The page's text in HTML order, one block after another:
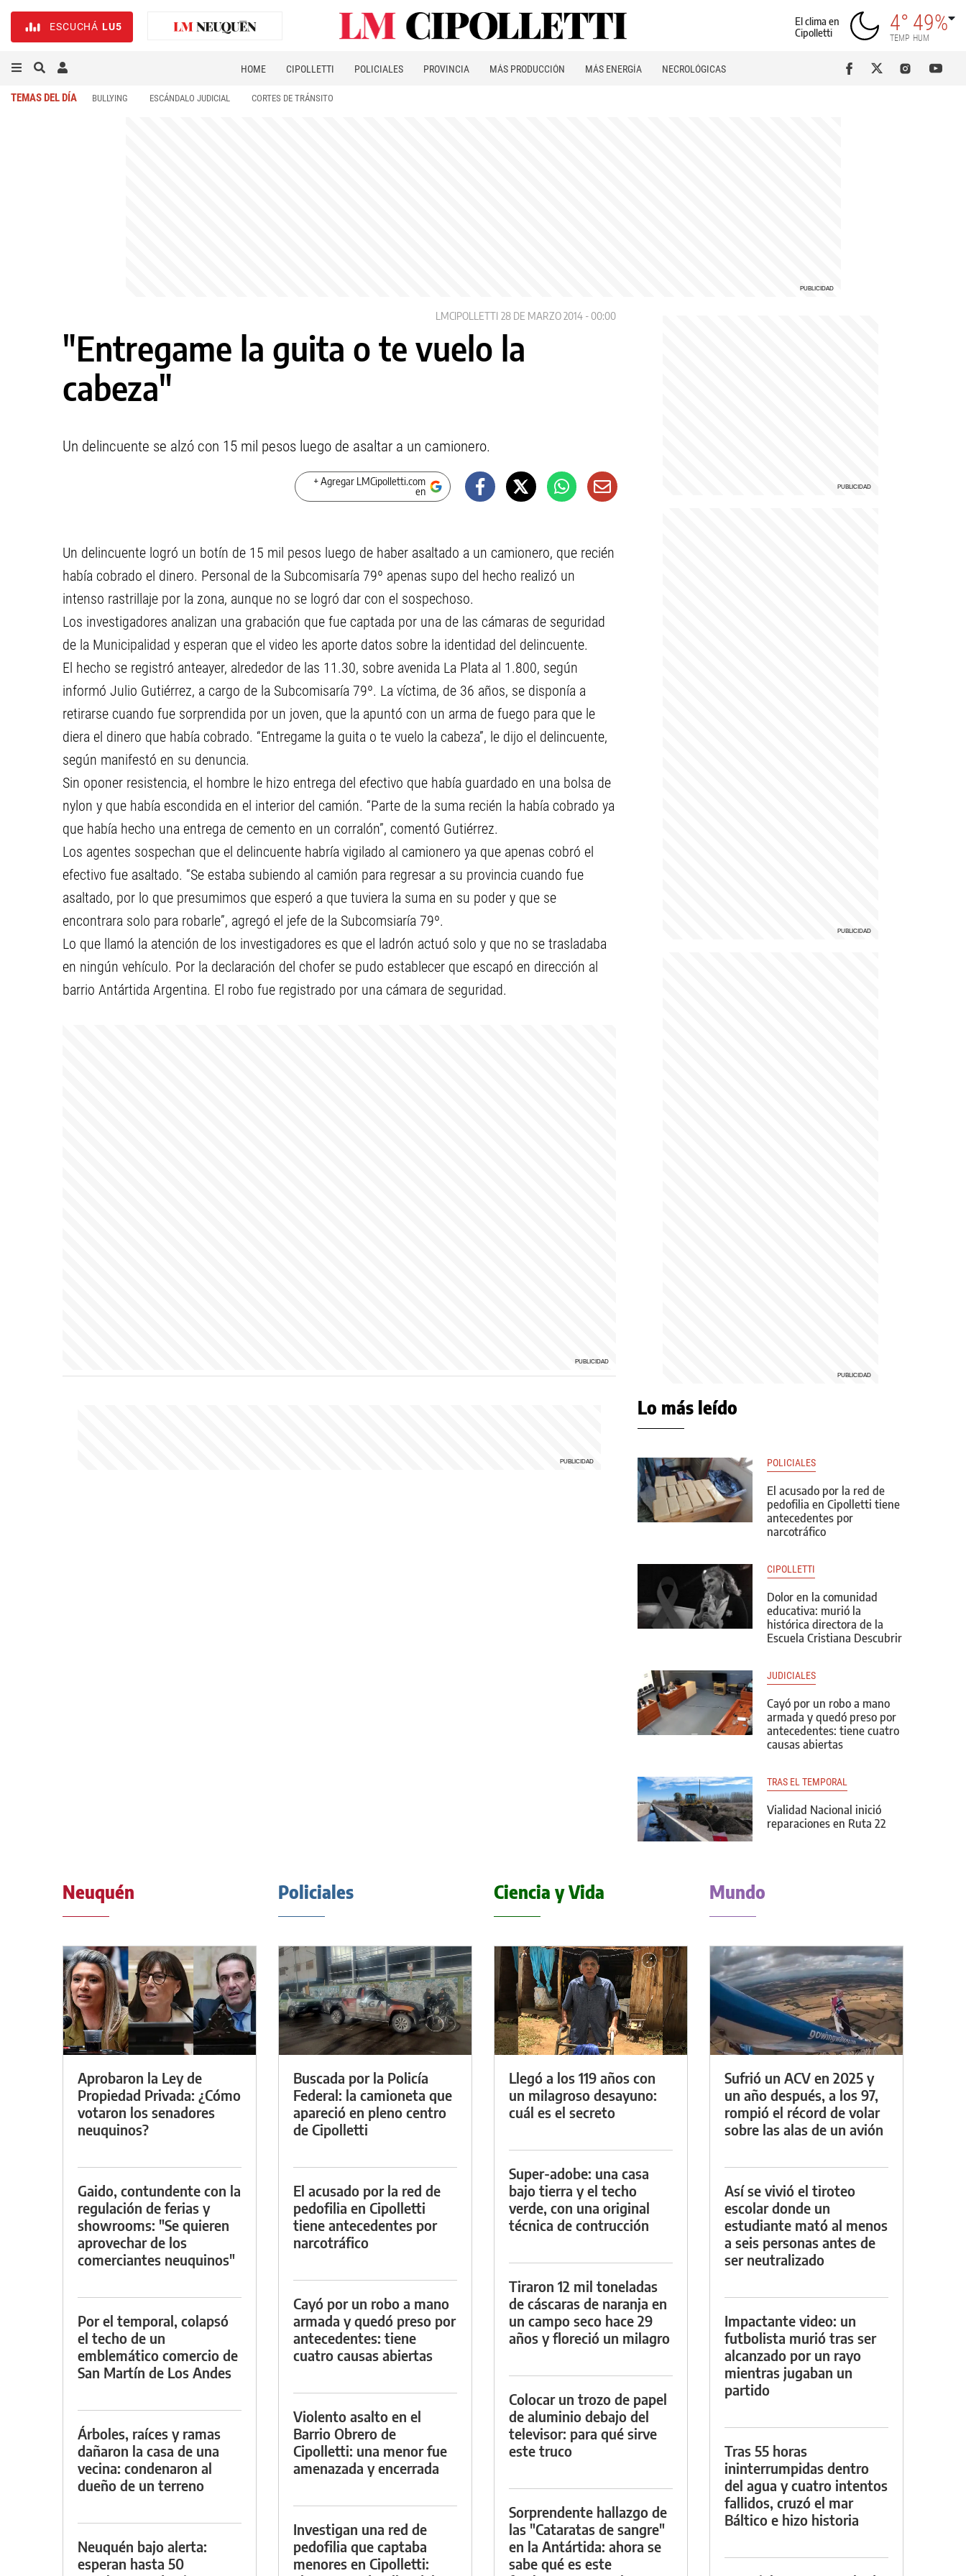
ESCUCHÁ LU5
El clima en
Cipolletti
4°
TEMP
49%
HUM
HOME CIPOLLETTI POLICIALES PROVINCIA MÁS PRODUCCIÓN MÁS ENERGÍA NECROLÓGICAS
TEMAS DEL DÍA BULLYING ESCÁNDALO JUDICIAL CORTES DE TRÁNSITO
LMCIPOLLETTI 28 DE MARZO 2014 - 00:00
"Entregame la guita o te vuelo la
cabeza"
Un delincuente se alzó con 15 mil pesos luego de asaltar a un camionero.
+ Agregar LMCipolletti.com
en
Un delincuente logró un botín de 15 mil pesos luego de haber asaltado a un camionero, que recién
había cobrado el dinero. Personal de la Subcomisaría 79º apenas supo del hecho realizó un
intenso rastrillaje por la zona, aunque no se logró dar con el sospechoso.
Los investigadores analizan una grabación que fue captada por una de las cámaras de seguridad
de la Municipalidad y esperan que el video les aporte datos sobre la identidad del delincuente.
El hecho se registró anteayer, alrededor de las 11.30, sobre avenida La Plata al 1.800, según
informó Julio Gutiérrez, a cargo de la Subcomisaría 79º. La víctima, de 36 años, se disponía a
retirarse cuando fue sorprendida por un joven, que la apuntó con un arma de fuego para que le
diera el dinero que había cobrado. “Entregame la guita o te vuelo la cabeza”, le dijo el delincuente,
según manifestó en su denuncia.
Sin oponer resistencia, el hombre le hizo entrega del efectivo que había guardado en una bolsa de
nylon y que había escondida en el interior del camión. “Parte de la suma recién la había cobrado ya
que había hecho una entrega de cemento en un corralón”, comentó Gutiérrez.
Los agentes sospechan que el delincuente habría vigilado al camionero ya que apenas cobró el
efectivo fue asaltado. “Se estaba subiendo al camión para regresar a su provincia cuando fue
asaltado, por lo que presumimos que esperó a que tuviera la suma en su poder y que se
encontrara solo para robarle”, agregó el jefe de la Subcomsiaría 79º.
Lo que llamó la atención de los investigadores es que el ladrón actuó solo y que no se trasladaba
en ningún vehículo. Por la declaración del chofer se pudo establecer que escapó en dirección al
barrio Antártida Argentina. El robo fue registrado por una cámara de seguridad.
Lo más leído
POLICIALES
El acusado por la red de
pedofilia en Cipolletti tiene
antecedentes por
narcotráfico
CIPOLLETTI
Dolor en la comunidad
educativa: murió la
histórica directora de la
Escuela Cristiana Descubrir
JUDICIALES
Cayó por un robo a mano
armada y quedó preso por
antecedentes: tiene cuatro
causas abiertas
TRAS EL TEMPORAL
Vialidad Nacional inició
reparaciones en Ruta 22
Neuquén
Aprobaron la Ley de
Propiedad Privada: ¿Cómo
votaron los senadores
neuquinos?
Gaido, contundente con la
regulación de ferias y
showrooms: "Se quieren
aprovechar de los
comerciantes neuquinos"
Por el temporal, colapsó
el techo de un
emblemático comercio de
San Martín de Los Andes
Árboles, raíces y ramas
dañaron la casa de una
vecina: condenaron al
dueño de un terreno
Neuquén bajo alerta:
esperan hasta 50
Policiales
Buscada por la Policía
Federal: la camioneta que
apareció en pleno centro
de Cipolletti
El acusado por la red de
pedofilia en Cipolletti
tiene antecedentes por
narcotráfico
Cayó por un robo a mano
armada y quedó preso por
antecedentes: tiene
cuatro causas abiertas
Violento asalto en el
Barrio Obrero de
Cipolletti: una menor fue
amenazada y encerrada
Investigan una red de
pedofilia que captaba
menores en Cipolletti:
Ciencia y Vida
Llegó a los 119 años con
un milagroso desayuno:
cuál es el secreto
Super-adobe: una casa
bajo tierra y el techo
verde, con una original
técnica de contrucción
Tiraron 12 mil toneladas
de cáscaras de naranja en
un campo seco hace 29
años y floreció un milagro
Colocar un trozo de papel
de aluminio debajo del
televisor: para qué sirve
este truco
Sorprendente hallazgo de
las "Cataratas de sangre"
en la Antártida: ahora se
sabe qué es este
Mundo
Sufrió un ACV en 2025 y
un año después, a los 97,
rompió el récord de volar
sobre las alas de un avión
Así se vivió el tiroteo
escolar donde un
estudiante mató al menos
a seis personas antes de
ser neutralizado
Impactante video: un
futbolista murió tras ser
alcanzado por un rayo
mientras jugaban un
partido
Tras 55 horas
ininterrumpidas dentro
del agua y cuatro intentos
fallidos, cruzó el mar
Báltico e hizo historia